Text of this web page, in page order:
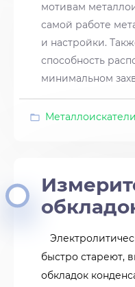
мотивам
самой работе
и настройки.
способность
минимальном
Металлоискатели
быстро стареют,
обкладок